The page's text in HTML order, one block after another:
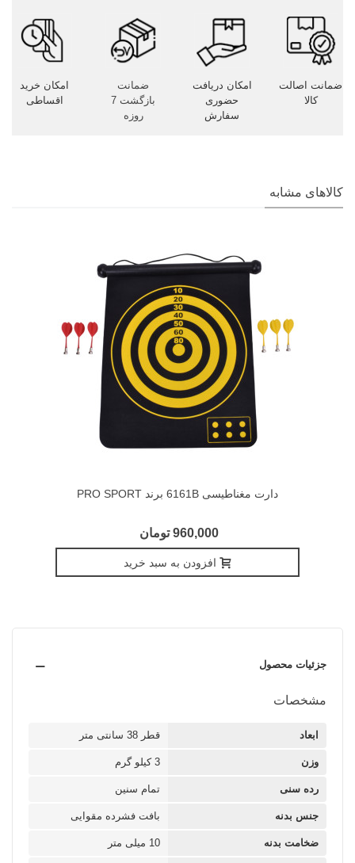
ضمانت اصالت
کالا
امکان دریافت
حضوری
سفارش
ضمانت
بازگشت 7
روزه
امکان خرید
اقساطی
کالاهای مشابه
دارت مغناطیسی 6161B برند PRO SPORT
960,000 تومان
افزودن به سبد خرید
جزئیات محصول
مشخصات
ابعاد قطر 38 سانتی متر
وزن 3 کیلو گرم
رده سنی تمام سنین
جنس بدنه بافت فشرده مقوایی
ضخامت بدنه 10 میلی متر